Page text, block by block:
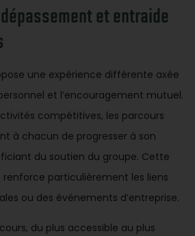
et entraide
une expérience différente axée
et l’encouragement mutuel.
compétitives, les parcours
à chacun de progresser à son
du soutien du groupe. Cette
renforce particulièrement les liens
ou des événements d’entreprise.
du plus accessible au plus